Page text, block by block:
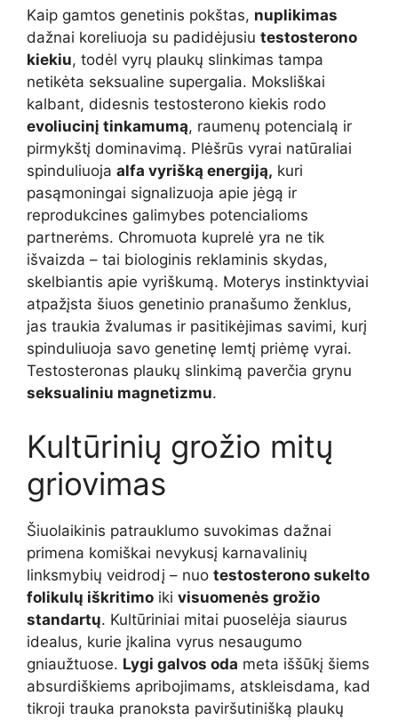
Kaip gamtos genetinis pokštas, nuplikimas
dažnai koreliuoja su padidėjusiu testosterono
kiekiu, todėl vyrų plaukų slinkimas tampa
netikėta seksualine supergalia. Moksliškai
kalbant, didesnis testosterono kiekis rodo
evoliucinį tinkamumą, raumenų potencialą ir
pirmykštį dominavimą. Plėšrūs vyrai natūraliai
spinduliuoja alfa vyrišką energiją, kuri
pasąmoningai signalizuoja apie jėgą ir
reprodukcines galimybes potencialioms
partnerėms. Chromuota kuprelė yra ne tik
išvaizda – tai biologinis reklaminis skydas,
skelbiantis apie vyriškumą. Moterys instinktyviai
atpažįsta šiuos genetinio pranašumo ženklus,
jas traukia žvalumas ir pasitikėjimas savimi, kurį
spinduliuoja savo genetinę lemtį priėmę vyrai.
Testosteronas plaukų slinkimą paverčia grynu
seksualiniu magnetizmu.
Kultūrinių grožio mitų
griovimas
Šiuolaikinis patrauklumo suvokimas dažnai
primena komiškai nevykusį karnavalinių
linksmybių veidrodį – nuo testosterono sukelto
folikulų iškritimo iki visuomenės grožio
standartų. Kultūriniai mitai puoselėja siaurus
idealus, kurie įkalina vyrus nesaugumo
gniaužtuose. Lygi galvos oda meta iššūkį šiems
absurdiškiems apribojimams, atskleisdama, kad
tikroji trauka pranoksta paviršutinišką plaukų